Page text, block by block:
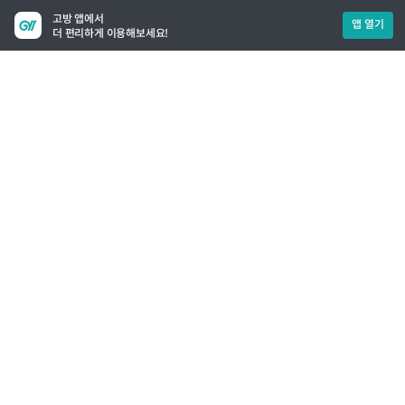
고방 앱에서
더 편리하게 이용해보세요!
앱 열기